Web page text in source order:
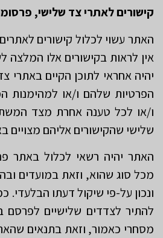
קישורים לאתרי צד שלישי,
האתר עשוי לכלול קישורים
אין לראות בקישורים אלו
יהיה אחראי לתוכן הקיים באתרי
הפרטיות שלהם ו/או
ו/או לכל טענה אחרת מצד
שלישי שהקישורים אליהם מצויים
האתר יהיה רשאי לכלול באתר
מכל סוג שהוא, וזאת במועדים
ונכון על-פי שיקול דעתו הבלעדי.
להתיר לצדדים שלישיים לפרסם
מסחרי כאמור, וזאת בתנאים